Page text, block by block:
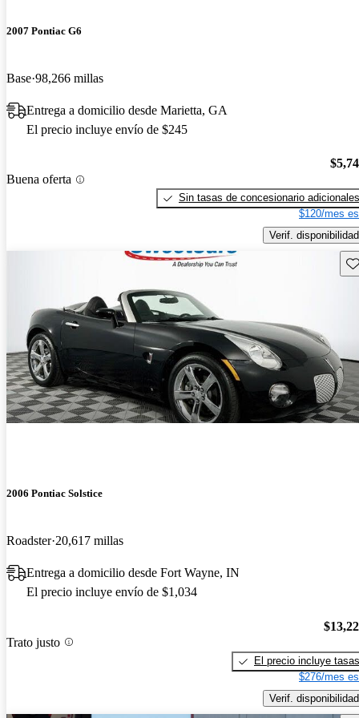
2007 Pontiac G6
Base 98,266 millas
Entrega a domicilio desde Marietta, GA
El precio incluye envío de $245
Buena oferta
Sin tasas de concesionario adicionales
$120/mes
Verif. disponibilidad
2006 Pontiac Solstice
Roadster 20,617 millas
Entrega a domicilio desde Fort Wayne, IN
El precio incluye envío de $1,034
Trato justo
El precio incluye tasas
$276/mes
Verif. disponibilidad